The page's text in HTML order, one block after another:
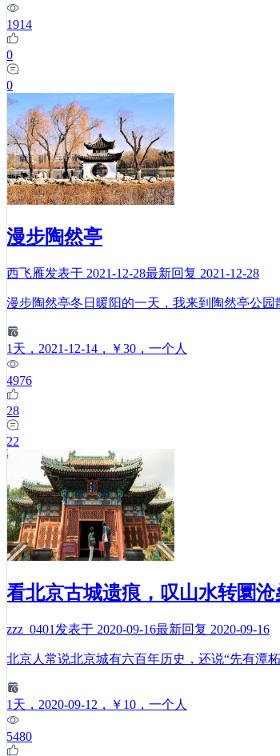
1914
0
0
漫步陶然亭
西飞雁发表于 2021-12-28最新回复 2021-12-28
漫步陶然亭冬日暖阳的一天，我来到陶然亭公
1 天 ，2021-12-14 ，￥30 ，一个人
4976
28
22
看北京古城遗痕，叹山水转圜沧
zzz_0401 发表于 2020-09-16最新回复 2020-09-16
北京人常说北京城有六百年历史，还说“先有潭
1 天 ，2020-09-12 ，￥10 ，一个人
5480